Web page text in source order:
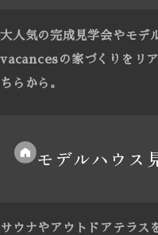
大人気の完成見学会やモデ
vacancesの家づくりをリ
ちらから。
モデルハウス
サウナやアウトドアテラス